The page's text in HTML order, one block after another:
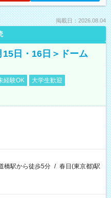
掲載日：2026.08.04
日・16日＞ドーム
経験OK
大学生歓迎
橋駅から徒歩5分 / 春日(東京都)駅